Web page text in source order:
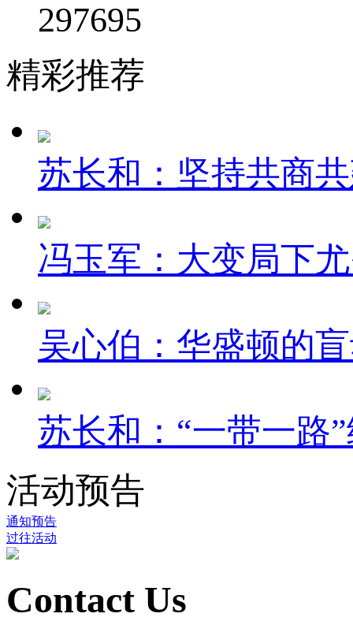
297695
精彩推荐
苏长和：坚持共商
冯玉军：大变局下
吴心伯：华盛顿的
苏长和：“一带一路
活动预告
通知预告
过往活动
Contact Us